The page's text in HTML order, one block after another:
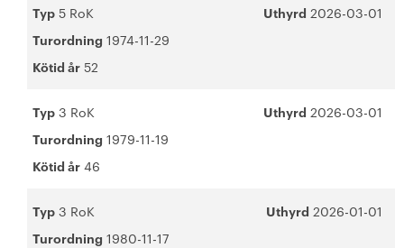
Typ 5 RoK Uthyrd 2026-03-01
Turordning 1974-11-29
Kötid år 52
Typ 3 RoK Uthyrd 2026-03-01
Turordning 1979-11-19
Kötid år 46
Typ 3 RoK Uthyrd 2026-01-01
Turordning 1980-11-17